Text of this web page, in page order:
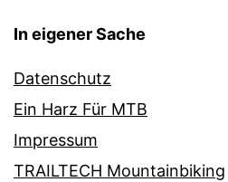
In eigener Sache
Datenschutz
Ein Harz Für MTB
Impressum
TRAILTECH Mountainbiking